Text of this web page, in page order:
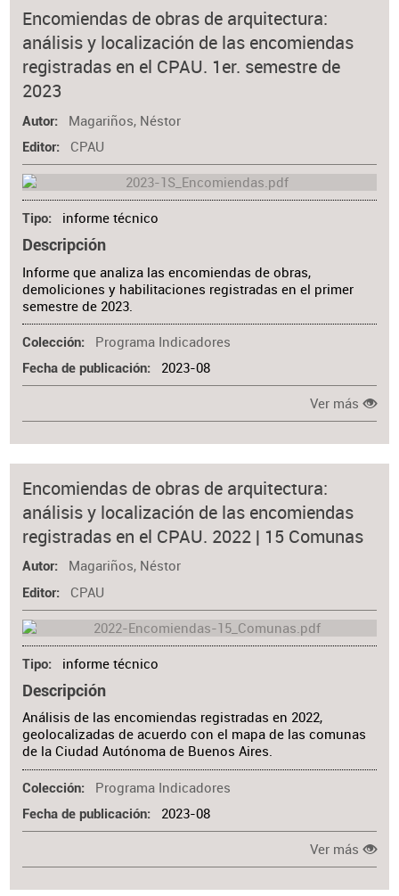
Encomiendas de obras de arquitectura:
análisis y localización de las encomiendas
registradas en el CPAU. 1er. semestre de
2023
Autor Magariños, Néstor
Editor CPAU
Tipo informe técnico
Descripción
Informe que analiza las encomiendas de obras,
demoliciones y habilitaciones registradas en el primer
semestre de 2023.
Colección Programa Indicadores
Fecha de publicación 2023-08
Ver más
Encomiendas de obras de arquitectura:
análisis y localización de las encomiendas
registradas en el CPAU. 2022 | 15 Comunas
Autor Magariños, Néstor
Editor CPAU
Tipo informe técnico
Descripción
Análisis de las encomiendas registradas en 2022,
geolocalizadas de acuerdo con el mapa de las comunas
de la Ciudad Autónoma de Buenos Aires.
Colección Programa Indicadores
Fecha de publicación 2023-08
Ver más